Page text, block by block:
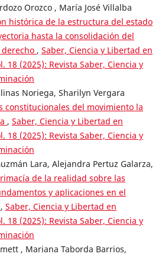
Orozco , María José Villalba
histórica de la estructura del estado
hasta la consolidación del
, Saber, Ciencia y Libertad en
18 (2025): Revista Saber, Ciencia y
Noriega, Sharilyn Vergara
constitucionales del movimiento la
, Saber, Ciencia y Libertad en
18 (2025): Revista Saber, Ciencia y
Lara, Alejandra Pertuz Galarza,
de la realidad sobre las
y aplicaciones en el
, Saber, Ciencia y Libertad en
18 (2025): Revista Saber, Ciencia y
, Mariana Taborda Barrios,